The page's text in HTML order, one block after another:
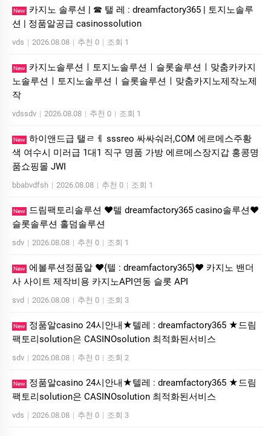
New
카지노 솔루션 | ☎ 탤 레 : dreamfactory365 | 토지노솔루
션 | 정품알공급 casinossolution
vds | 2026.08.08 | 추천 0 | 조회 1
New
카지노솔루션ㅣ토지노솔루션ㅣ슬롯솔루션ㅣ맞춤카카지
노솔루션ㅣ토지노솔루션ㅣ슬롯솔루션ㅣ맞춤카지노제작노제
작
vdssdv | 2026.08.08 | 추천 0 | 조회 1
New 하이앤드급 탤ㄹㅔ sssreo 싸싸숴러,COM 에르메스주황
색 여수시 미러급 1대1 직구 명품 가방 에르메스장지갑 홍콩명
품쇼핑몰 JWI
bbabvdfsh | 2026.08.08 | 추천 0 | 조회 1
New
드림팩토리솔루션 ❤️텔 dreamfactory365 casino솔루션❤️
슬롯솔루션 홀덤솔루션
sdv | 2026.08.08 | 추천 0 | 조회 1
New 에볼루션정품알 ❤️{텔 : dreamfactory365}❤️ 카지노 밴더
사 사이트 제작비용 카지노API연동 슬롯 API
svd | 2026.08.08 | 추천 0 | 조회 3
New
정품알casino 24시안내★텔레 : dreamfactory365 ★드림
팩토리solution은 CASINOsolution 최적화된서비스
sdv | 2026.08.08 | 추천 0 | 조회 2
New
정품알casino 24시안내★텔레 : dreamfactory365 ★드림
팩토리solution은 CASINOsolution 최적화된서비스
vds | 2026.08.08 | 추천 0 | 조회 3